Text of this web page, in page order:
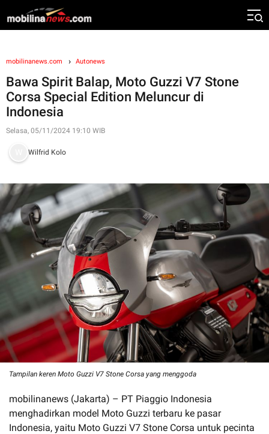
mobilinanews.com Autonews
Bawa Spirit Balap, Moto Guzzi V7 Stone
Corsa Special Edition Meluncur di
Indonesia
Selasa, 05/11/2024 19:10 WIB
Wilfrid Kolo
Tampilan keren Moto Guzzi V7 Stone Corsa yang menggoda
mobilinanews (Jakarta) – PT Piaggio Indonesia
menghadirkan model Moto Guzzi terbaru ke pasar
Indonesia, yaitu Moto Guzzi V7 Stone Corsa untuk pecinta